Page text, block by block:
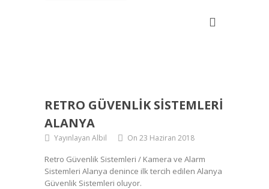
RETRO GÜVENLIK SISTEMLERI
ALANYA
Yayınlayan Albil On 23 Haziran 2018
Retro Güvenlik Sistemleri / Kamera ve Alarm
Sistemleri Alanya denince ilk tercih edilen Alanya
Güvenlik Sistemleri oluyor.